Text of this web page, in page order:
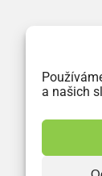
a našich